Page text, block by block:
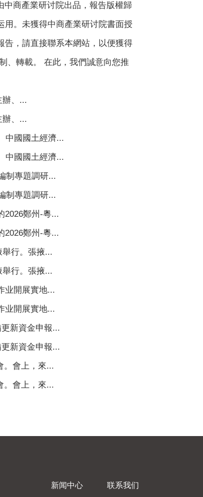
商產業研讨院出品，報告版權歸
用。未獲得中商產業研讨院書面授
告，請直接聯系本網站，以便獲得
、轉載。 在此，我們誠意向您推
、...
、...
中國國土經濟...
中國國土經濟...
制專題調研...
制專題調研...
鄭州-粵...
鄭州-粵...
行。張掖...
行。張掖...
业開展實地...
业開展實地...
新資金申報...
新資金申報...
。會上，來...
。會上，來...
新闻中心 联系我们